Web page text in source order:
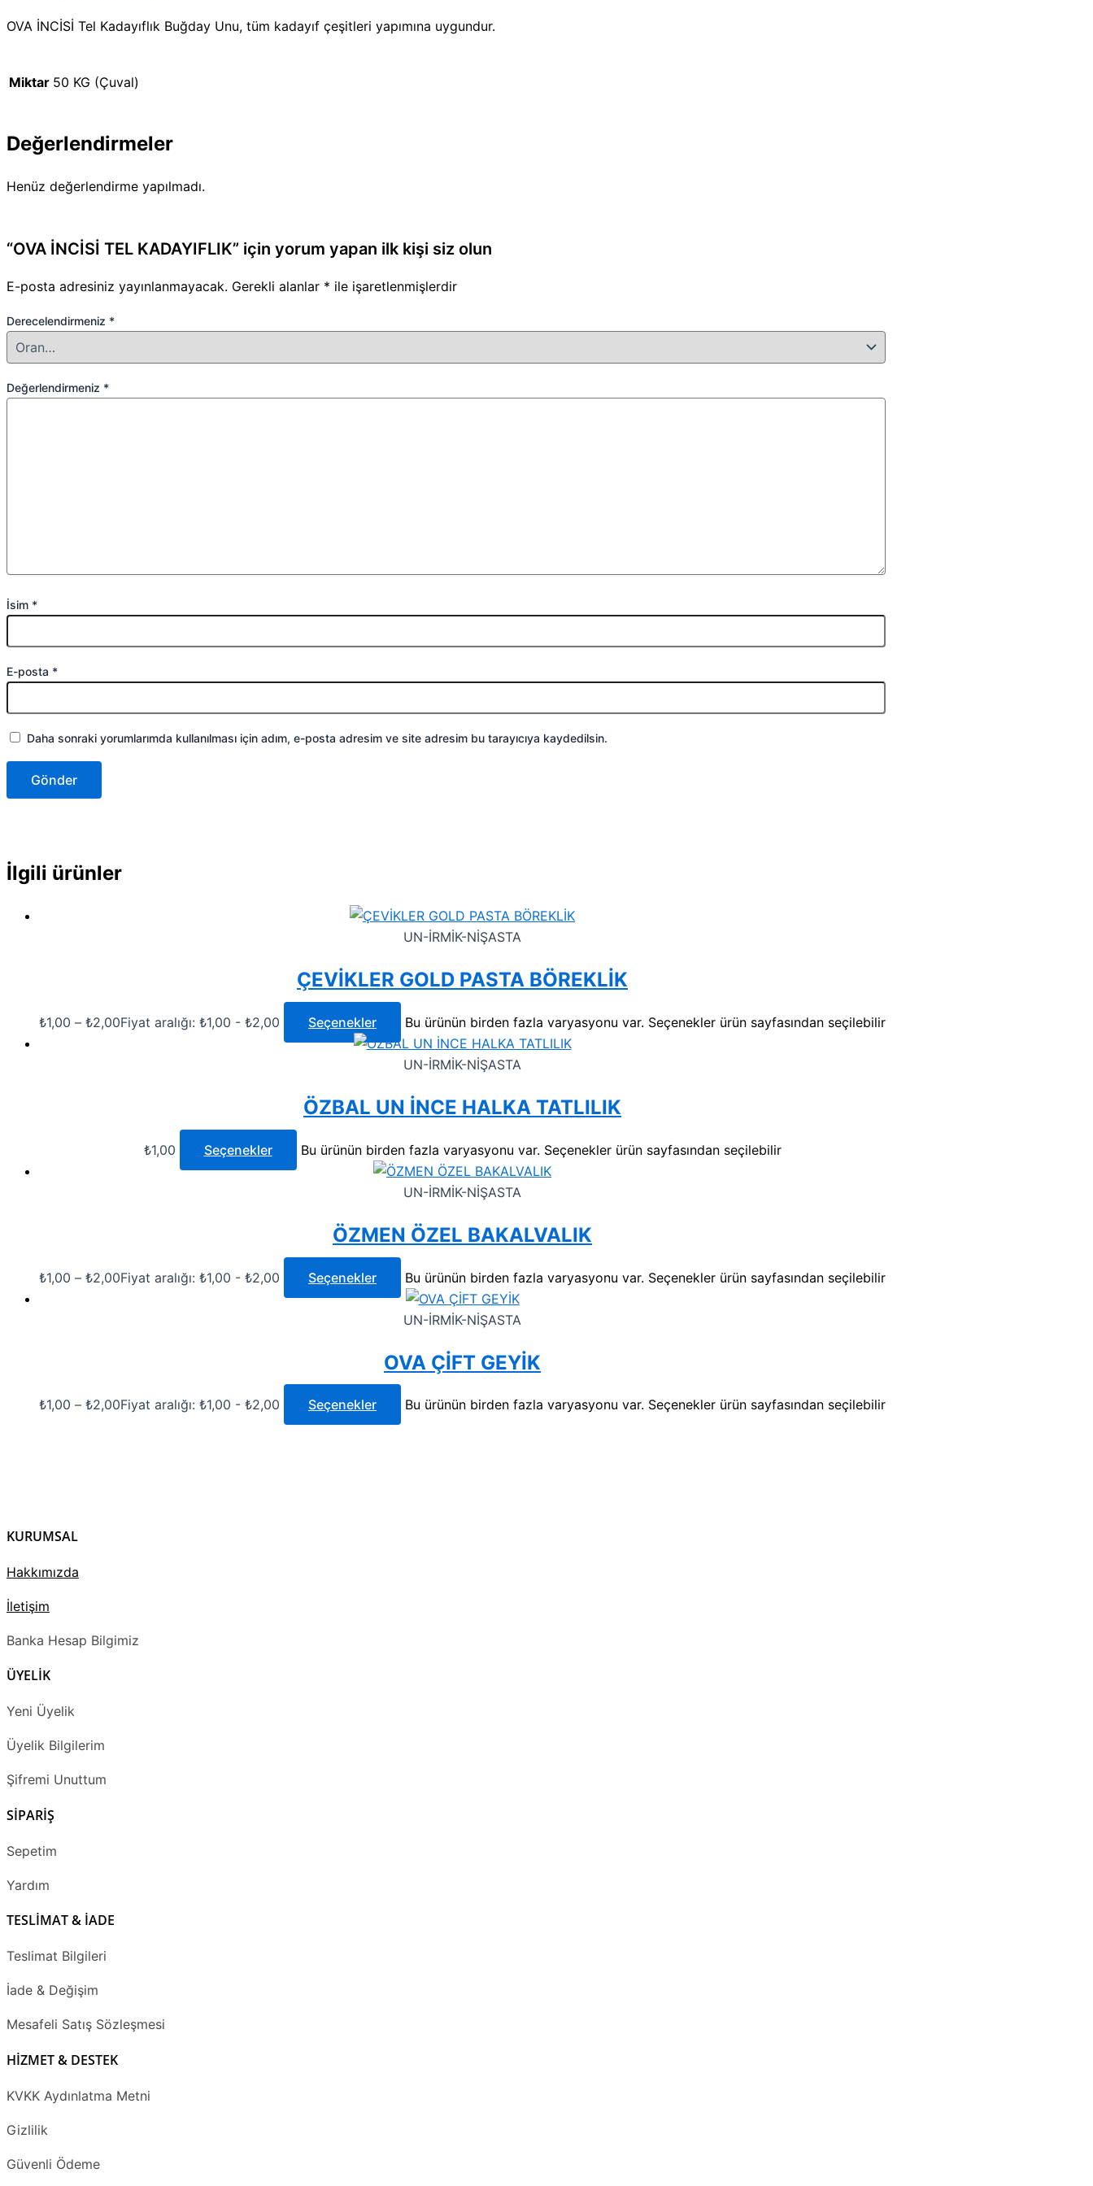
OVA İNCİSİ Tel Kadayıflık Buğday Unu, tüm kadayıf çeşitleri yapımına uygundur.
Miktar 50 KG (Çuval)
Değerlendirmeler
Henüz değerlendirme yapılmadı.
“OVA İNCİSİ TEL KADAYIFLIK” için yorum yapan ilk kişi siz olun
E-posta adresiniz yayınlanmayacak. Gerekli alanlar * ile işaretlenmişlerdir
Derecelendirmeniz *
Değerlendirmeniz *
İsim *
E-posta *
Daha sonraki yorumlarımda kullanılması için adım, e-posta adresim ve site adresim bu tarayıcıya kaydedilsin.
İlgili ürünler
UN-İRMİK-NİŞASTA
ÇEVİKLER GOLD PASTA BÖREKLİK
₺1,00 – ₺2,00Fiyat aralığı: ₺1,00 - ₺2,00 Seçenekler Bu ürünün birden fazla varyasyonu var. Seçenekler ürün sayfasından seçilebilir
UN-İRMİK-NİŞASTA
ÖZBAL UN İNCE HALKA TATLILIK
₺1,00 Seçenekler Bu ürünün birden fazla varyasyonu var. Seçenekler ürün sayfasından seçilebilir
UN-İRMİK-NİŞASTA
ÖZMEN ÖZEL BAKALVALIK
₺1,00 – ₺2,00Fiyat aralığı: ₺1,00 - ₺2,00 Seçenekler Bu ürünün birden fazla varyasyonu var. Seçenekler ürün sayfasından seçilebilir
UN-İRMİK-NİŞASTA
OVA ÇİFT GEYİK
₺1,00 – ₺2,00Fiyat aralığı: ₺1,00 - ₺2,00 Seçenekler Bu ürünün birden fazla varyasyonu var. Seçenekler ürün sayfasından seçilebilir
KURUMSAL
Hakkımızda
İletişim
Banka Hesap Bilgimiz
ÜYELİK
Yeni Üyelik
Üyelik Bilgilerim
Şifremi Unuttum
SİPARİŞ
Sepetim
Yardım
TESLİMAT & İADE
Teslimat Bilgileri
İade & Değişim
Mesafeli Satış Sözleşmesi
HİZMET & DESTEK
KVKK Aydınlatma Metni
Gizlilik
Güvenli Ödeme